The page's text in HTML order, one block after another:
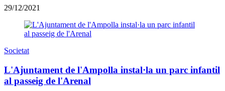
29/12/2021
Societat
L'Ajuntament de l'Ampolla instal·la un parc infantil
al passeig de l'Arenal